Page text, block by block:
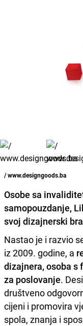
/ www.designgoods.ba
Osobe sa
samopouzdanje,
svoj dizajnerski
Nastao je i razvio
iz 2009. godine, a
dizajnera, osoba
za poslovanje.
društveno
cijeni i promovira
spola, znanja i